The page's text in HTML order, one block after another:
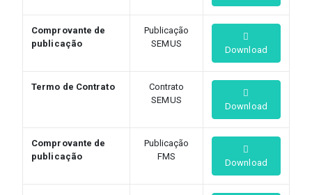
Comprovante de
publicação
Publicação
SEMUS
Download
Termo de Contrato
Contrato
SEMUS
Download
Comprovante de
publicação
Publicação
FMS
Download